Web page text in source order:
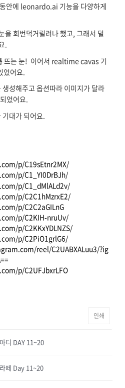
안에 leonardo.ai 기능을 다양하게
희번덕거릴려나 했고, 그래서 덜
.
뜨는 눈! 이어서 realtime cavas 기
어요.
성해주고 옵션따라 이미지가 달라
었어요.
대가 되어요.
p/C19sEtnr2MX/
p/C1_YI0DrBJh/
p/C1_dMlALd2v/
p/C2C1hMzrxE2/
p/C2C2aGILnG
p/C2KIH-nruUv/
p/C2KKxYDLNZS/
p/C2PiO1grlG6/
reel/C2UABXALuu3/?ig
p/C2UFJbxrLFO
인쇄
티 DAY 11~20
떼 Day 11~20